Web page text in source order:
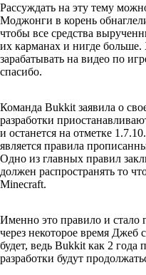
Рассуждать на эту тему
Моджонги в корень
чтобы все средства
их карманах и нигде больше.
зарабатывать на видео по
спасибо.
Команда Bukkit заявила о
разработки
и останется на отметке
является правила
Одно из главных правил
должен распространять то
Minecraft.
Именно это правило и стало
через некоторое время Джеб
будет, ведь Bukkit как 2
разработки будут